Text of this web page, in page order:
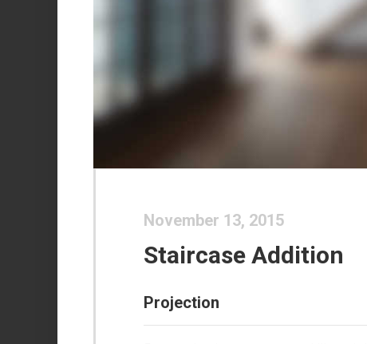
November 13, 2015
Staircase Addition
Projection